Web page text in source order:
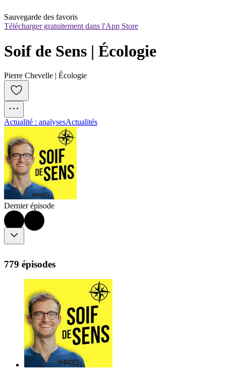
Sauvegarde des favoris
Télécharger gratuitement dans l'App Store
Soif de Sens | Écologie
Pierre Chevelle | Écologie
Actualité : analysesActualités
Dernier épisode
779 épisodes